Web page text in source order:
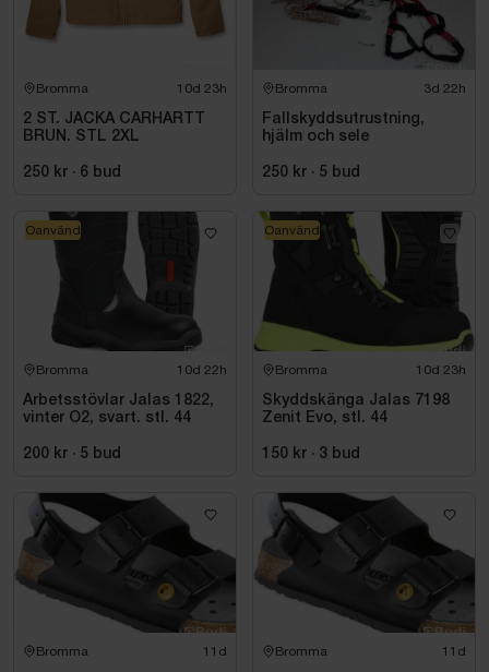
Bromma 10d 23h
2 ST. JACKA CARHARTT
BRUN. STL 2XL
250 kr · 6 bud
Bromma 3d 22h
Fallskyddsutrustning,
hjälm och sele
250 kr · 5 bud
Bromma 10d 22h
Arbetsstövlar Jalas 1822,
vinter O2, svart. stl. 44
200 kr · 5 bud
Oanvänd
Bromma 10d 23h
Skyddskänga Jalas 7198
Zenit Evo, stl. 44
150 kr · 3 bud
Oanvänd
Bromma 11d Bromma 11d